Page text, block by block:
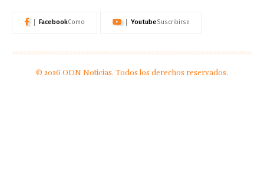
FacebookComo YoutubeSuscribirse
© 2026 ODN Noticias. Todos los derechos reservados.